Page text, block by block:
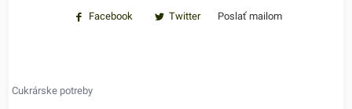
Facebook Twitter Poslať mailom
Cukrárske potreby